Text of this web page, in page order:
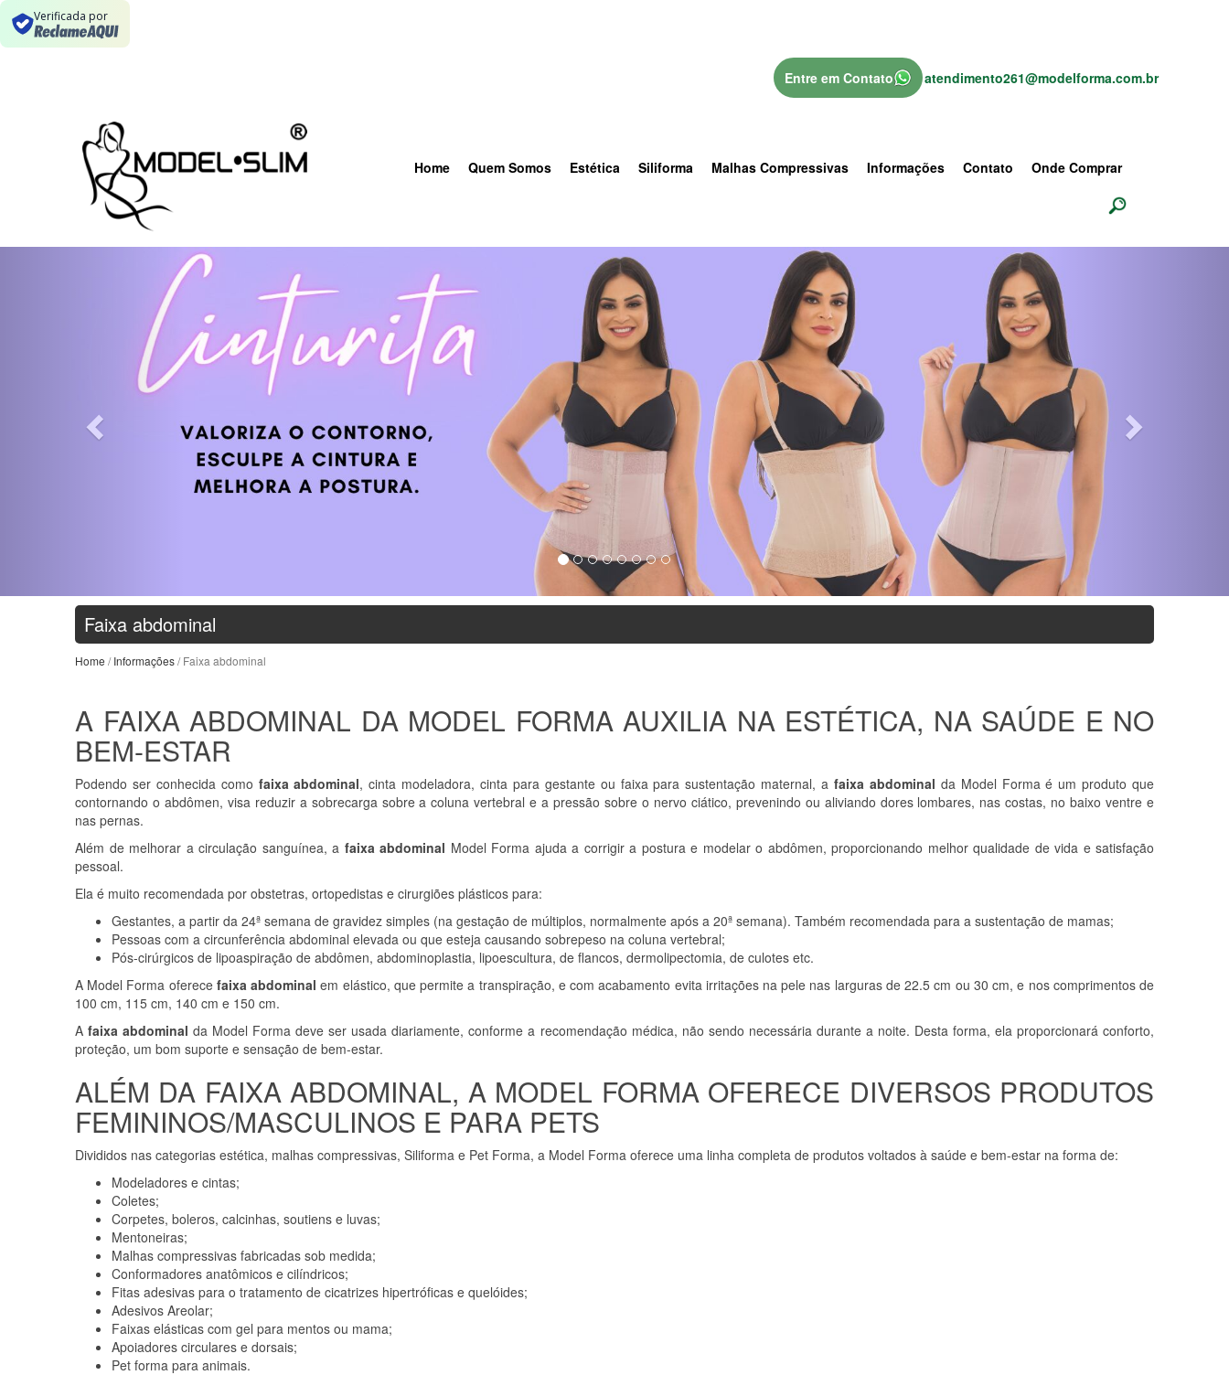
Verificada por
Entre em Contato atendimento261@modelforma.com.br
Home Quem Somos Estética Siliforma Malhas Compressivas Informações Contato Onde Comprar
Faixa abdominal
Home /Informações/ Faixa abdominal
A FAIXA ABDOMINAL DA MODEL FORMA AUXILIA NA ESTÉTICA, NA SAÚDE E NO
BEM-ESTAR
Podendo ser conhecida como faixa abdominal, cinta modeladora, cinta para gestante ou faixa para sustentação maternal, a faixa abdominal da Model Forma é um produto que
contornando o abdômen, visa reduzir a sobrecarga sobre a coluna vertebral e a pressão sobre o nervo ciático, prevenindo ou aliviando dores lombares, nas costas, no baixo ventre e
nas pernas.
Além de melhorar a circulação sanguínea, a faixa abdominal Model Forma ajuda a corrigir a postura e modelar o abdômen, proporcionando melhor qualidade de vida e satisfação
pessoal.
Ela é muito recomendada por obstetras, ortopedistas e cirurgiões plásticos para:
Gestantes, a partir da 24ª semana de gravidez simples (na gestação de múltiplos, normalmente após a 20ª semana). Também recomendada para a sustentação de mamas;
Pessoas com a circunferência abdominal elevada ou que esteja causando sobrepeso na coluna vertebral;
Pós-cirúrgicos de lipoaspiração de abdômen, abdominoplastia, lipoescultura, de flancos, dermolipectomia, de culotes etc.
A Model Forma oferece faixa abdominal em elástico, que permite a transpiração, e com acabamento evita irritações na pele nas larguras de 22.5 cm ou 30 cm, e nos comprimentos de
100 cm, 115 cm, 140 cm e 150 cm.
Afaixa abdominal da Model Forma deve ser usada diariamente, conforme a recomendação médica, não sendo necessária durante a noite. Desta forma, ela proporcionará conforto,
proteção, um bom suporte e sensação de bem-estar.
ALÉM DA FAIXA ABDOMINAL, A MODEL FORMA OFERECE DIVERSOS PRODUTOS
FEMININOS/MASCULINOS E PARA PETS
Divididos nas categorias estética, malhas compressivas, Siliforma e Pet Forma, a Model Forma oferece uma linha completa de produtos voltados à saúde e bem-estar na forma de:
Modeladores e cintas;
Coletes;
Corpetes, boleros, calcinhas, soutiens e luvas;
Mentoneiras;
Malhas compressivas fabricadas sob medida;
Conformadores anatômicos e cilíndricos;
Fitas adesivas para o tratamento de cicatrizes hipertróficas e quelóides;
Adesivos Areolar;
Faixas elásticas com gel para mentos ou mama;
Apoiadores circulares e dorsais;
Pet forma para animais.